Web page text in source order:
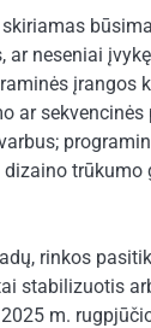
ar neseniai
įrangos
ar sekvencinės
trūkumo
rinkos
stabilizuotis
m.